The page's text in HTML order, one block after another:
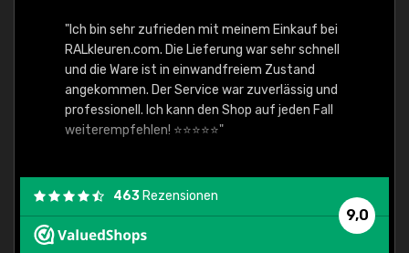
"Ich bin sehr zufrieden mit meinem Einkauf bei
RALkleuren.com. Die Lieferung war sehr schnell
und die Ware ist in einwandfreiem Zustand
angekommen. Der Service war zuverlässig und
professionell. Ich kann den Shop auf jeden Fall
weiterempfehlen! ⭐⭐⭐⭐⭐"
9,0
463 Rezensionen